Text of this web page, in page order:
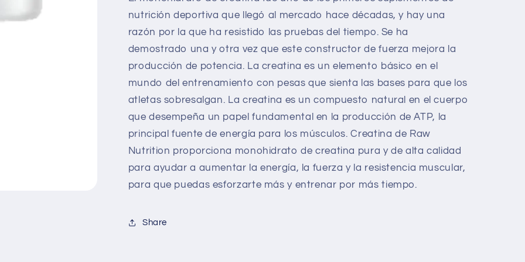
nutrición deportiva que llegó al mercado hace décadas, y hay una
razón por la que ha resistido las pruebas del tiempo. Se ha
demostrado una y otra vez que este constructor de fuerza mejora la
producción de potencia. La creatina es un elemento básico en el
mundo del entrenamiento con pesas que sienta las bases para que los
atletas sobresalgan. La creatina es un compuesto natural en el cuerpo
que desempeña un papel fundamental en la producción de ATP, la
principal fuente de energía para los músculos. Creatina de Raw
Nutrition proporciona monohidrato de creatina pura y de alta calidad
para ayudar a aumentar la energía, la fuerza y ​​la resistencia muscular,
para que puedas esforzarte más y entrenar por más tiempo.
Share